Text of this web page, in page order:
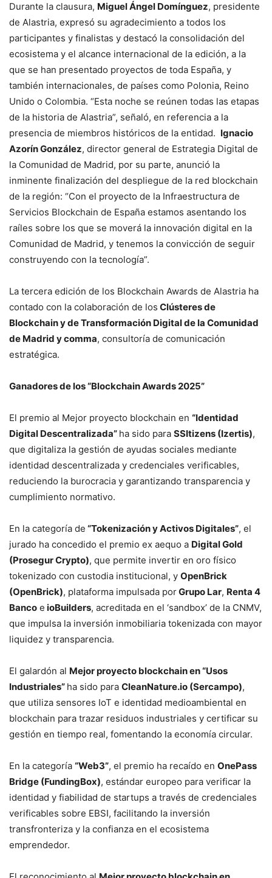
Durante la clausura, Miguel Ángel Domínguez, presidente
de Alastria, expresó su agradecimiento a todos los
participantes y finalistas y destacó la consolidación del
ecosistema y el alcance internacional de la edición, a la
que se han presentado proyectos de toda España, y
también internacionales, de países como Polonia, Reino
Unido o Colombia. “Esta noche se reúnen todas las etapas
de la historia de Alastria”, señaló, en referencia a la
presencia de miembros históricos de la entidad. Ignacio
Azorín González, director general de Estrategia Digital de
la Comunidad de Madrid, por su parte, anunció la
inminente finalización del despliegue de la red blockchain
de la región: “Con el proyecto de la Infraestructura de
Servicios Blockchain de España estamos asentando los
raíles sobre los que se moverá la innovación digital en la
Comunidad de Madrid, y tenemos la convicción de seguir
construyendo con la tecnología”.
La tercera edición de los Blockchain Awards de Alastria ha
contado con la colaboración de los Clústeres de
Blockchain y de Transformación Digital de la Comunidad
de Madrid y comma, consultoría de comunicación
estratégica.
Ganadores de los “Blockchain Awards 2025”
El premio al Mejor proyecto blockchain en “Identidad
Digital Descentralizada” ha sido para SSItizens (Izertis),
que digitaliza la gestión de ayudas sociales mediante
identidad descentralizada y credenciales verificables,
reduciendo la burocracia y garantizando transparencia y
cumplimiento normativo.
En la categoría de “Tokenización y Activos Digitales”, el
jurado ha concedido el premio ex aequo a Digital Gold
(Prosegur Crypto), que permite invertir en oro físico
tokenizado con custodia institucional, y OpenBrick
(OpenBrick), plataforma impulsada porGrupo Lar, Renta 4
Banco e ioBuilders, acreditada en el ‘sandbox’ de la CNMV,
que impulsa la inversión inmobiliaria tokenizada con mayor
liquidez y transparencia.
El galardón al Mejor proyecto blockchain en “Usos
Industriales” ha sido para CleanNature.io (Sercampo),
que utiliza sensores IoT e identidad medioambiental en
blockchain para trazar residuos industriales y certificar su
gestión en tiempo real, fomentando la economía circular.
En la categoría “Web3”, el premio ha recaído en OnePass
Bridge (FundingBox), estándar europeo para verificar la
identidad y fiabilidad de startups a través de credenciales
verificables sobre EBSI, facilitando la inversión
transfronteriza y la confianza en el ecosistema
emprendedor.